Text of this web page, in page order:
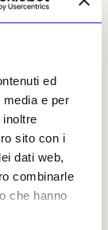
ed
e per
sito con i
dati web,
combinarle
che hanno
realizzato
secolo
tra il 2007 e
di